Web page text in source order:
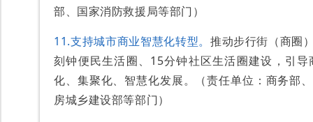
部、国家消防救援局等部门）
11.支持城市商业智慧化转型。 推动步行街（商圈
刻钟便民生活圈、15分钟社区生活圈建设，引
化、集聚化、智慧化发展。（责任单位：商务部
房城乡建设部等部门）